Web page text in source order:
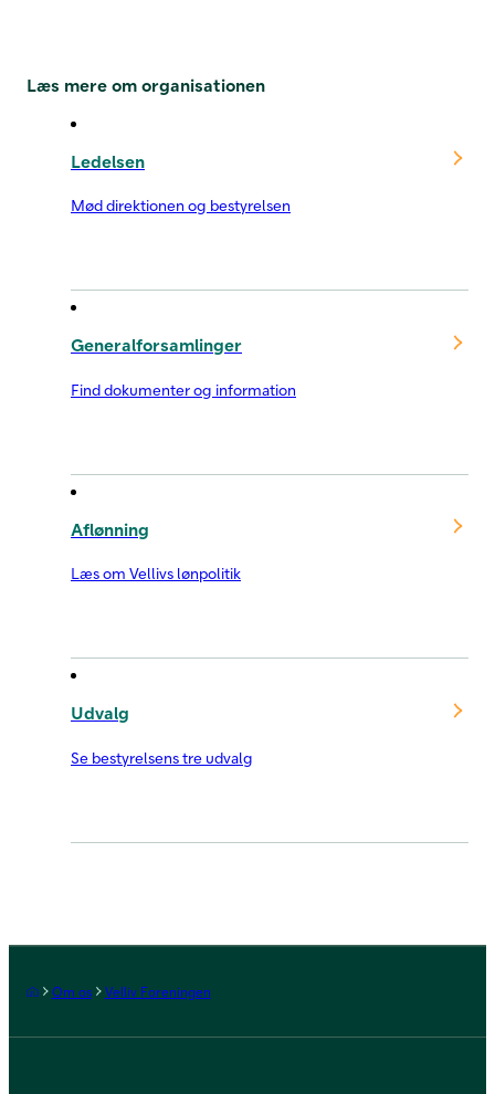
Læs mere om organisationen
Ledelsen
Mød direktionen og bestyrelsen
Generalforsamlinger
Find dokumenter og information
Aflønning
Læs om Vellivs lønpolitik
Udvalg
Se bestyrelsens tre udvalg
Forside
Om os Velliv Foreningen